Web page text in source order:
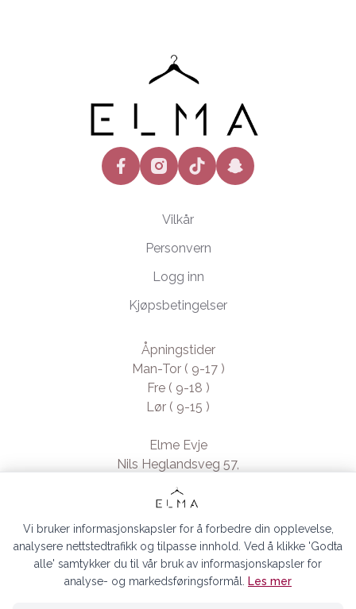
facebookinstagramtiktok snapchat
Vilkår
Personvern
Logg inn
Kjøpsbetingelser
Åpningstider
Man-Tor ( 9-17 )
Fre ( 9-18 )
Lør ( 9-15 )
Elme Evje
Nils Heglandsveg 57,
4735 Evje, Norway
- Org. nr. 923370994
Vi bruker informasjonskapsler for å forbedre din opplevelse,
analysere nettstedtrafikk og tilpasse innhold. Ved å klikke 'Godta
alle' samtykker du til vår bruk av informasjonskapsler for
analyse- og markedsføringsformål.
Les mer